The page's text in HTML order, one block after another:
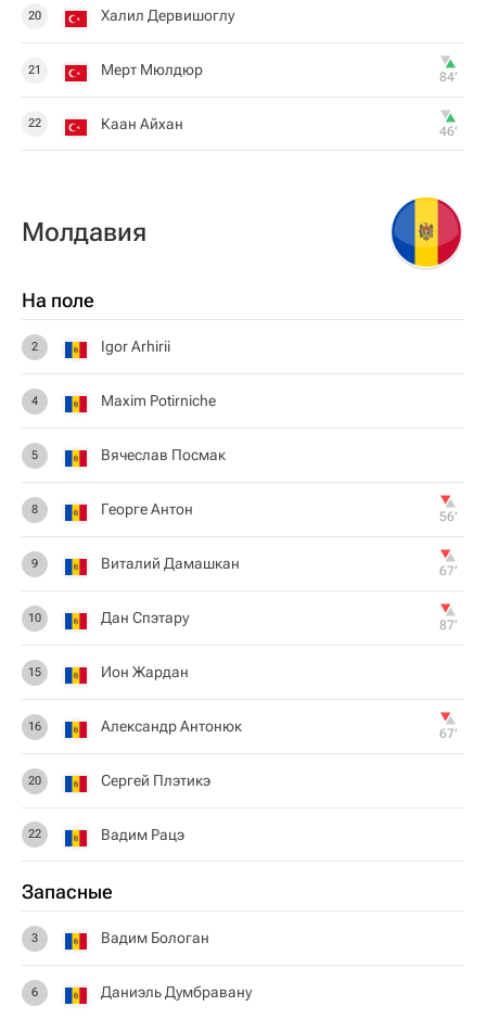
20 Халил Дервишоглу
21 Мерт Мюлдюр 84‎’‎
22 Каан Айхан 46‎’‎
Молдавия
На поле
2 Igor Arhirii
4 Maxim Potirniche
5 Вячеслав Посмак
8 Георге Антон 56‎’‎
9 Виталий Дамашкан 67‎’‎
10 Дан Спэтару 87‎’‎
15 Ион Жардан
16 Александр Антонюк 67‎’‎
20 Сергей Плэтикэ
22 Вадим Рацэ
Запасные
3 Вадим Бологан
6 Даниэль Думбравану